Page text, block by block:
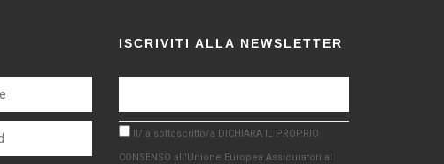
ISCRIVITI ALLA NEWSLETTER
Il/la sottoscritto/a DICHIARA IL PROPRIO
CONSENSO all'Unione Europea Assicuratori al